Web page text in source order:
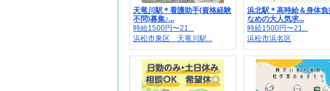
天竜川駅＊看護助手(資格経験
不問)募集♪...
時給1500円〜21...
浜松市東区 天竜川駅...
浜北駅＊高時給＆身体負
なめの大人気求...
時給1500円〜21...
浜松市浜名区